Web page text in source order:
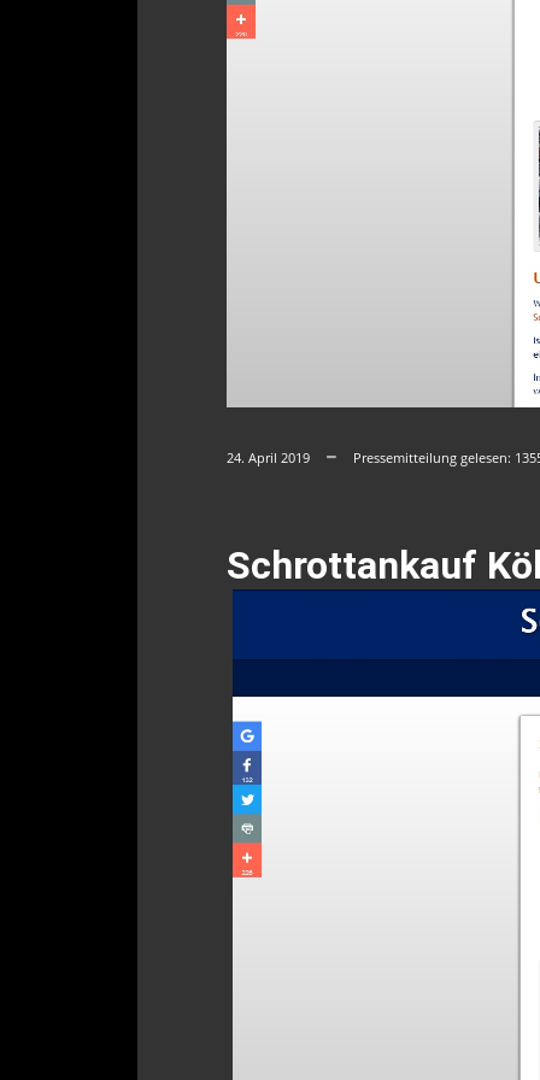
24. April 2019 Pressemitteilung gelesen:
Schrottankauf